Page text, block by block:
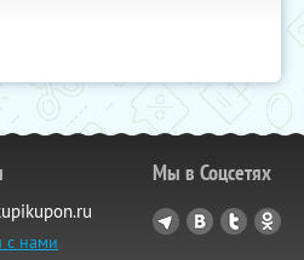
с нами
Мы в Соцсетях